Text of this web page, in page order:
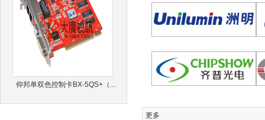
仰邦单双色控制卡BX-5QS+（...
更多